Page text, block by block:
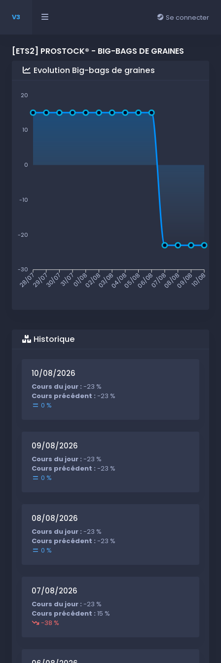
V3 Se connecter
[ETS2] PROSTOCK® - BIG-BAGS DE GRAINES
Evolution Big-bags de graines
20
10
0
-10
-20
-30
28/0729/0730/0731/0701/0802/0803/0804/0805/0806/0807/0808/0809/0810/08
Historique
10/08/2026
Cours du jour : -23 %
Cours précédent : -23 %
0 %
09/08/2026
Cours du jour : -23 %
Cours précédent : -23 %
0 %
08/08/2026
Cours du jour : -23 %
Cours précédent : -23 %
0 %
07/08/2026
Cours du jour : -23 %
Cours précédent : 15 %
-38 %